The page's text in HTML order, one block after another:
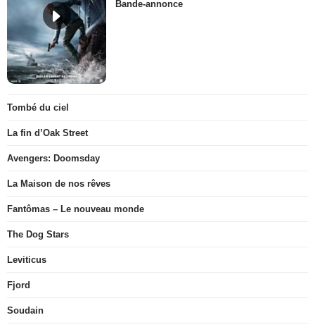
Bande-annonce
Tombé du ciel
La fin d’Oak Street
Avengers: Doomsday
La Maison de nos rêves
Fantômas – Le nouveau monde
The Dog Stars
Leviticus
Fjord
Soudain